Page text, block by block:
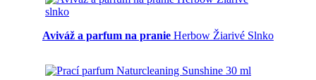
Aviváž a parfum na pranie Herbow Žiarivé Slnko